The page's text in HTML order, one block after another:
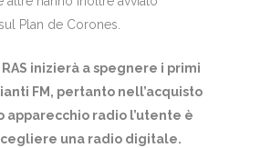
Plan de Corones.
RAS inizierà a spegnere i primi
FM, pertanto nell’acquisto
apparecchio radio l’utente è
una radio digitale.